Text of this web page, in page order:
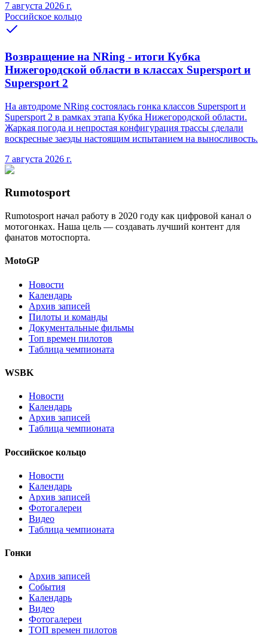
7 августа 2026 г.
Российское кольцо
Возвращение на NRing - итоги Кубка
Нижегородской области в классах Supersport и
Supersport 2
На автодроме NRing состоялась гонка классов Supersport и
Supersport 2 в рамках этапа Кубка Нижегородской области.
Жаркая погода и непростая конфигурация трассы сделали
воскресные заезды настоящим испытанием на выносливость.
7 августа 2026 г.
Rumotosport
Rumotosport начал работу в 2020 году как цифровой канал о
мотогонках. Наша цель — создавать лучший контент для
фанатов мотоспорта.
MotoGP
Новости
Календарь
Архив записей
Пилоты и команды
Документальные фильмы
Топ времен пилотов
Таблица чемпионата
WSBK
Новости
Календарь
Архив записей
Таблица чемпионата
Российское кольцо
Новости
Календарь
Архив записей
Фотогалереи
Видео
Таблица чемпионата
Гонки
Архив записей
События
Календарь
Видео
Фотогалереи
ТОП времен пилотов